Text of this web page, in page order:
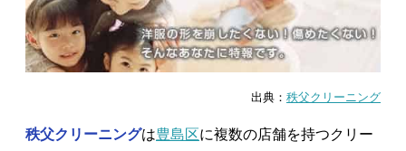
出典： 秩父クリーニング
秩父クリーニングは豊島区に複数の店舗を持つクリー